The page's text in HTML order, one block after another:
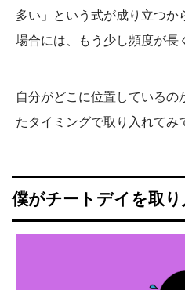
多い」という式が成り立つか
場合には、もう少し頻度が長
自分がどこに位置しているの
たタイミングで取り入れてみ
僕がチートデイを取